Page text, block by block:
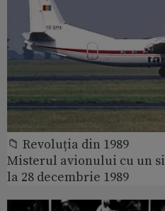
📁 Revoluția din 1989
Misterul avionului cu un
la 28 decembrie 1989